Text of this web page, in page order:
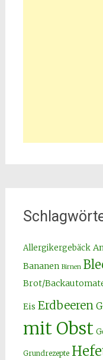
Allergikergebäck
Bananen Birnen
Brot/
Eis Erdbeeren
mit Obst
Grundrezepte